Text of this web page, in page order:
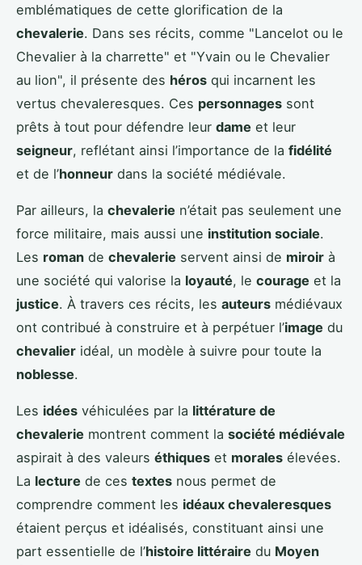
emblématiques de cette glorification de la
chevalerie. Dans ses récits, comme "Lancelot ou le
Chevalier à la charrette" et "Yvain ou le Chevalier
au lion", il présente des héros qui incarnent les
vertus chevaleresques. Ces personnages sont
prêts à tout pour défendre leur dame et leur
seigneur, reflétant ainsi l’importance de la fidélité
et de l’honneur dans la société médiévale.
Par ailleurs, la chevalerie n’était pas seulement une
force militaire, mais aussi une institution sociale.
Les roman de chevalerie servent ainsi de miroir à
une société qui valorise la loyauté, le courage et la
justice. À travers ces récits, les auteurs médiévaux
ont contribué à construire et à perpétuer l’image du
chevalier idéal, un modèle à suivre pour toute la
noblesse.
Les idées véhiculées par la littérature de
chevalerie montrent comment la société médiévale
aspirait à des valeurs éthiques et morales élevées.
La lecture de ces textes nous permet de
comprendre comment les idéaux chevaleresques
étaient perçus et idéalisés, constituant ainsi une
part essentielle de l’histoire littéraire du Moyen